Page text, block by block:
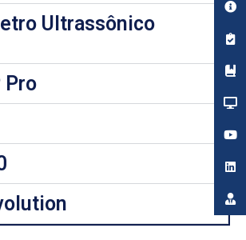
Ultrassônico
Pro